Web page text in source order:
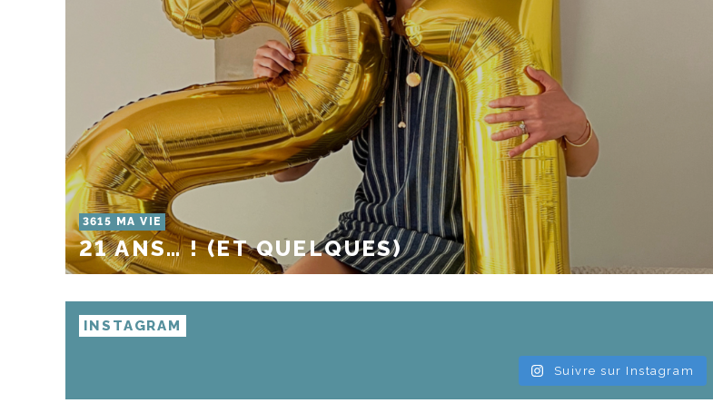
3615 MA VIE
21 ANS… ! (ET QUELQUES)
INSTAGRAM
Suivre sur Instagram